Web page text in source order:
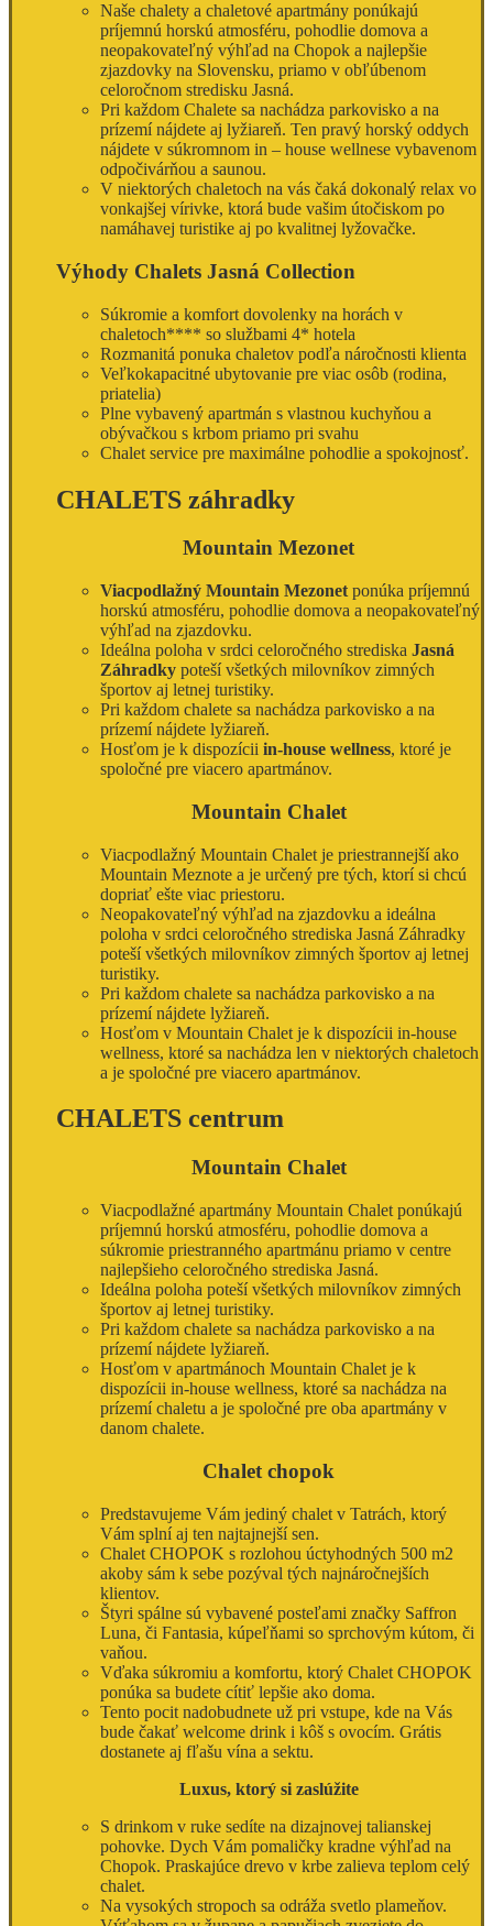
Naše chalety a chaletové apartmány ponúkajú
príjemnú horskú atmosféru, pohodlie domova a
neopakovateľný výhľad na Chopok a najlepšie
zjazdovky na Slovensku, priamo v obľúbenom
celoročnom stredisku Jasná.
Pri každom Chalete sa nachádza parkovisko a na
prízemí nájdete aj lyžiareň. Ten pravý horský oddych
nájdete v súkromnom in – house wellnese vybavenom
odpočivárňou a saunou.
V niektorých chaletoch na vás čaká dokonalý relax vo
vonkajšej vírivke, ktorá bude vašim útočiskom po
namáhavej turistike aj po kvalitnej lyžovačke.
Výhody Chalets Jasná Collection
Súkromie a komfort dovolenky na horách v
chaletoch**** so službami 4* hotela
Rozmanitá ponuka chaletov podľa náročnosti klienta
Veľkokapacitné ubytovanie pre viac osôb (rodina,
priatelia)
Plne vybavený apartmán s vlastnou kuchyňou a
obývačkou s krbom priamo pri svahu
Chalet service pre maximálne pohodlie a spokojnosť.
CHALETS záhradky
Mountain Mezonet
Viacpodlažný Mountain Mezonet ponúka príjemnú
horskú atmosféru, pohodlie domova a neopakovateľný
výhľad na zjazdovku.
Ideálna poloha v srdci celoročného strediska Jasná
Záhradky poteší všetkých milovníkov zimných
športov aj letnej turistiky.
Pri každom chalete sa nachádza parkovisko a na
prízemí nájdete lyžiareň.
Hosťom je k dispozícii in-house wellness, ktoré je
spoločné pre viacero apartmánov.
Mountain Chalet
Viacpodlažný Mountain Chalet je priestrannejší ako
Mountain Meznote a je určený pre tých, ktorí si chcú
dopriať ešte viac priestoru.
Neopakovateľný výhľad na zjazdovku a ideálna
poloha v srdci celoročného strediska Jasná Záhradky
poteší všetkých milovníkov zimných športov aj letnej
turistiky.
Pri každom chalete sa nachádza parkovisko a na
prízemí nájdete lyžiareň.
Hosťom v Mountain Chalet je k dispozícii in-house
wellness, ktoré sa nachádza len v niektorých chaletoch
a je spoločné pre viacero apartmánov.
CHALETS centrum
Mountain Chalet
Viacpodlažné apartmány Mountain Chalet ponúkajú
príjemnú horskú atmosféru, pohodlie domova a
súkromie priestranného apartmánu priamo v centre
najlepšieho celoročného strediska Jasná.
Ideálna poloha poteší všetkých milovníkov zimných
športov aj letnej turistiky.
Pri každom chalete sa nachádza parkovisko a na
prízemí nájdete lyžiareň.
Hosťom v apartmánoch Mountain Chalet je k
dispozícii in-house wellness, ktoré sa nachádza na
prízemí chaletu a je spoločné pre oba apartmány v
danom chalete.
Chalet chopok
Predstavujeme Vám jediný chalet v Tatrách, ktorý
Vám splní aj ten najtajnejší sen.
Chalet CHOPOK s rozlohou úctyhodných 500 m2
akoby sám k sebe pozýval tých najnáročnejších
klientov.
Štyri spálne sú vybavené posteľami značky Saffron
Luna, či Fantasia, kúpeľňami so sprchovým kútom, či
vaňou.
Vďaka súkromiu a komfortu, ktorý Chalet CHOPOK
ponúka sa budete cítiť lepšie ako doma.
Tento pocit nadobudnete už pri vstupe, kde na Vás
bude čakať welcome drink i kôš s ovocím. Grátis
dostanete aj fľašu vína a sektu.
Luxus, ktorý si zaslúžite
S drinkom v ruke sedíte na dizajnovej talianskej
pohovke. Dych Vám pomaličky kradne výhľad na
Chopok. Praskajúce drevo v krbe zalieva teplom celý
chalet.
Na vysokých stropoch sa odráža svetlo plameňov.